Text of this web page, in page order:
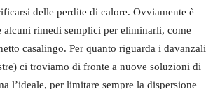
delle perdite di calore. Ovviamente è
alcuni rimedi semplici per eliminarli, come
casalingo. Per quanto riguarda i davanzali
ci troviamo di fronte a nuove soluzioni di
l’ideale, per limitare sempre la dispersione